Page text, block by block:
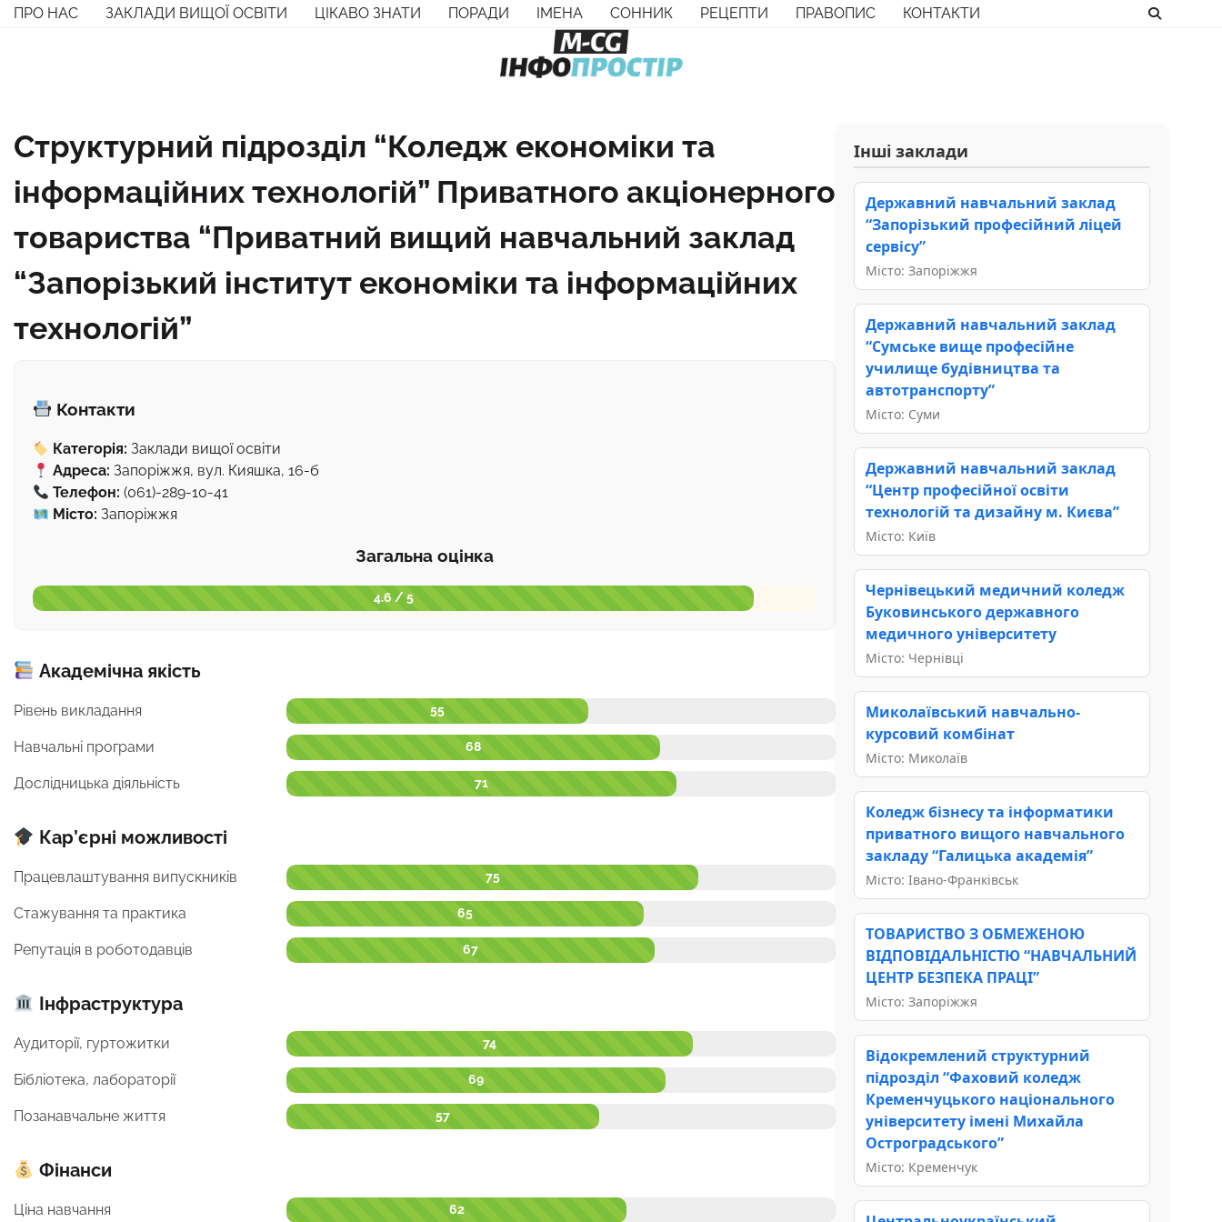
Перейти
ПРО НАС ЗАКЛАДИ ВИЩОЇ ОСВІТИ ЦІКАВО ЗНАТИ ПОРАДИ ІМЕНА СОННИК РЕЦЕПТИ ПРАВОПИС КОНТАКТИ
Структурний підрозділ “Коледж економіки та
інформаційних технологій” Приватного акціонерного
товариства “Приватний вищий навчальний заклад
“Запорізький інститут економіки та інформаційних
технологій”
Контакти
Категорія: Заклади вищої освіти
Адреса: Запоріжжя, вул. Кияшка, 16-б
Телефон: (061)-289-10-41
Місто: Запоріжжя
Загальна оцінка
4.6 / 5
Академічна якість
Рівень викладання 55
Навчальні програми 68
Дослідницька діяльність 71
Кар’єрні можливості
Працевлаштування випускників 75
Стажування та практика 65
Репутація в роботодавців 67
Інфраструктура
Аудиторії, гуртожитки 74
Бібліотека, лабораторії 69
Позанавчальне життя 57
Фінанси
Ціна навчання 62
Інші заклади
Державний навчальний заклад
“Запорізький професійний ліцей
сервісу”
Місто: Запоріжжя
Державний навчальний заклад
“Сумське вище професійне
училище будівництва та
автотранспорту”
Місто: Суми
Державний навчальний заклад
“Центр професійної освіти
технологій та дизайну м. Києва”
Місто: Київ
Чернівецький медичний коледж
Буковинського державного
медичного університету
Місто: Чернівці
Миколаївський навчально-
курсовий комбінат
Місто: Миколаїв
Коледж бізнесу та інформатики
приватного вищого навчального
закладу “Галицька академія”
Місто: Івано-Франківськ
ТОВАРИСТВО З ОБМЕЖЕНОЮ
ВІДПОВІДАЛЬНІСТЮ “НАВЧАЛЬНИЙ
ЦЕНТР БЕЗПЕКА ПРАЦІ”
Місто: Запоріжжя
Відокремлений структурний
підрозділ “Фаховий коледж
Кременчуцького національного
університету імені Михайла
Остроградського”
Місто: Кременчук